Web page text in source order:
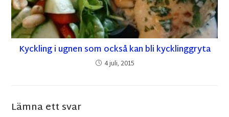
Kyckling i ugnen som också kan bli kycklinggryta
4 juli, 2015
Lämna ett svar